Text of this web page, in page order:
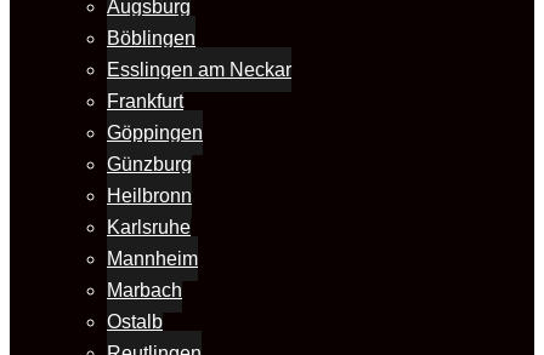
Augsburg
Böblingen
Esslingen am Neckar
Frankfurt
Göppingen
Günzburg
Heilbronn
Karlsruhe
Mannheim
Marbach
Ostalb